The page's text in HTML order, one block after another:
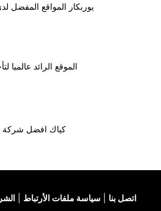
يوربكار المواقع المفضل
الموقع الرائد عالميا
كياك افضل شركة
سياسة ملفات الأرتباط اتصل بنا